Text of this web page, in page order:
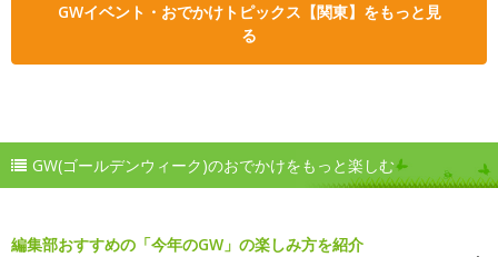
GWイベント・おでかけトピックス【関東】をもっと見
る
GW(ゴールデンウィーク)のおでかけをもっと楽しむ
編集部おすすめの「今年のGW」の楽しみ方を紹介